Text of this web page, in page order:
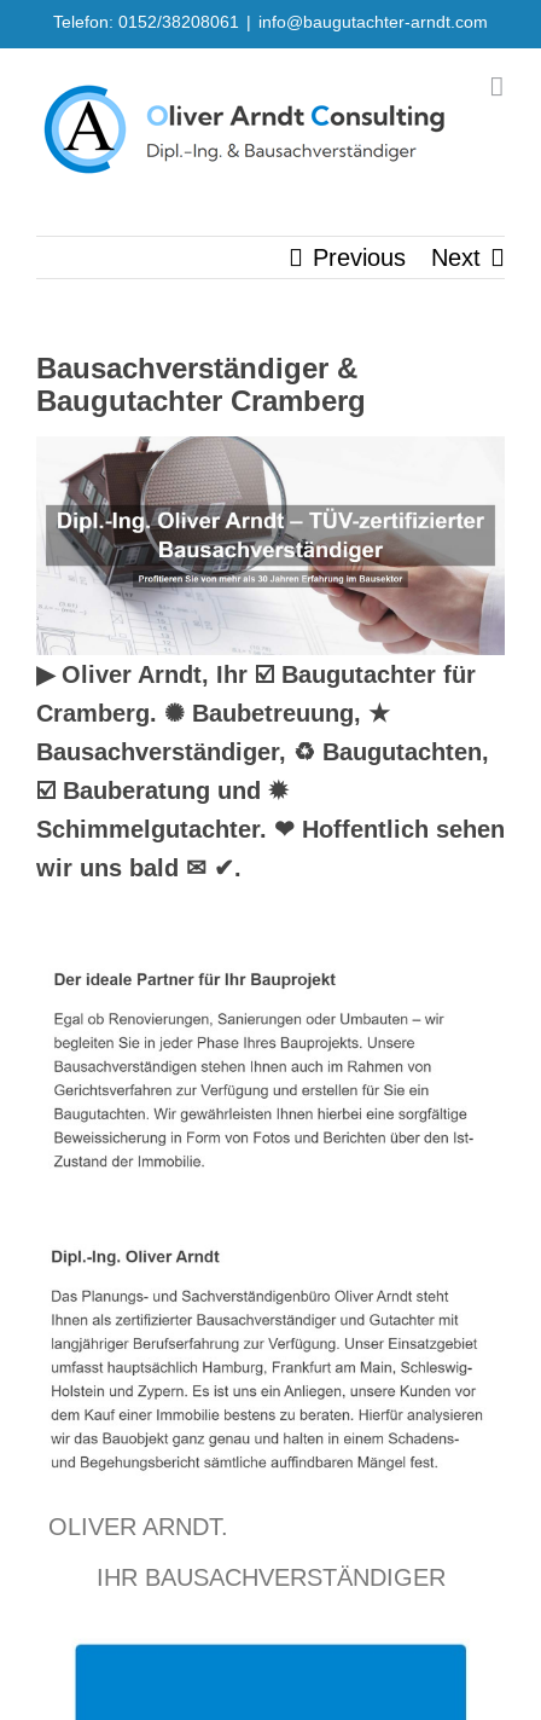
to
content
Telefon: 0152/38208061 | info@baugutachter-arndt.com
Previous Next
Bausachverständiger &
Baugutachter Cramberg
▶︎ Oliver Arndt, Ihr ☑️ Baugutachter für
Cramberg. ✺ Baubetreuung, ★
Bausachverständiger, ♻ Baugutachten,
☑️ Bauberatung und ✹
Schimmelgutachter. ❤ Hoffentlich sehen
wir uns bald ✉ ✔.
OLIVER ARNDT.
IHR BAUSACHVERSTÄNDIGER